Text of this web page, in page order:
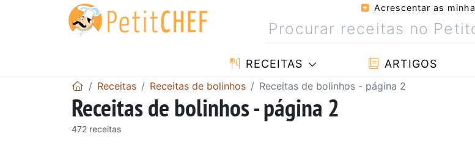
Acrescentar as
RECEITAS ARTIGOS
Receitas Receitas de bolinhos Receitas de bolinhos - página 2
Receitas de bolinhos - página 2
472 receitas